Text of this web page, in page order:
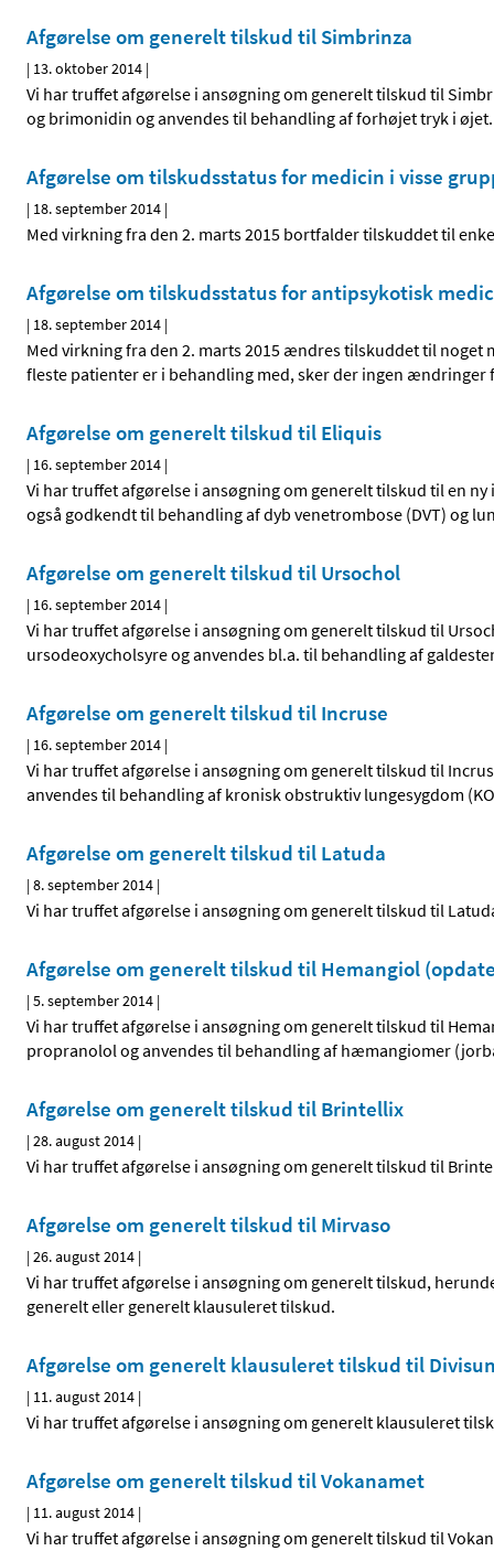
Afgørelse om generelt tilskud til Simbrinza
| 13. oktober 2014 |
Vi har truffet afgørelse i ansøgning om generelt tilskud til
og brimonidin og anvendes til behandling af forhøjet tryk i øjet.
Afgørelse om tilskudsstatus for medicin i visse
| 18. september 2014 |
Med virkning fra den 2. marts 2015 bortfalder tilskuddet til
Afgørelse om tilskudsstatus for antipsykotisk
| 18. september 2014 |
Med virkning fra den 2. marts 2015 ændres tilskuddet til
fleste patienter er i behandling med, sker der ingen ændringer
Afgørelse om generelt tilskud til Eliquis
| 16. september 2014 |
Vi har truffet afgørelse i ansøgning om generelt tilskud til en
også godkendt til behandling af dyb venetrombose (DVT) og
Afgørelse om generelt tilskud til Ursochol
| 16. september 2014 |
Vi har truffet afgørelse i ansøgning om generelt tilskud til
ursodeoxycholsyre og anvendes bl.a. til behandling af
Afgørelse om generelt tilskud til Incruse
| 16. september 2014 |
Vi har truffet afgørelse i ansøgning om generelt tilskud til
anvendes til behandling af kronisk obstruktiv lungesygdom
Afgørelse om generelt tilskud til Latuda
|8. september 2014 |
Vi har truffet afgørelse i ansøgning om generelt tilskud til
Afgørelse om generelt tilskud til Hemangiol
|5. september 2014 |
Vi har truffet afgørelse i ansøgning om generelt tilskud til
propranolol og anvendes til behandling af hæmangiomer
Afgørelse om generelt tilskud til Brintellix
|28. august 2014 |
Vi har truffet afgørelse i ansøgning om generelt tilskud til
Afgørelse om generelt tilskud til Mirvaso
|26. august 2014 |
Vi har truffet afgørelse i ansøgning om generelt tilskud,
generelt eller generelt klausuleret tilskud.
Afgørelse om generelt klausuleret tilskud til
| 11. august 2014 |
Vi har truffet afgørelse i ansøgning om generelt klausuleret
Afgørelse om generelt tilskud til Vokanamet
| 11. august 2014 |
Vi har truffet afgørelse i ansøgning om generelt tilskud til